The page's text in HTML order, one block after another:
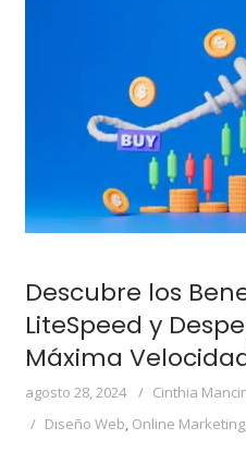
Descubre los
LiteSpeed y
Máxima
agosto 28, 2024
Cinthia
Diseño Web, Online Marketing